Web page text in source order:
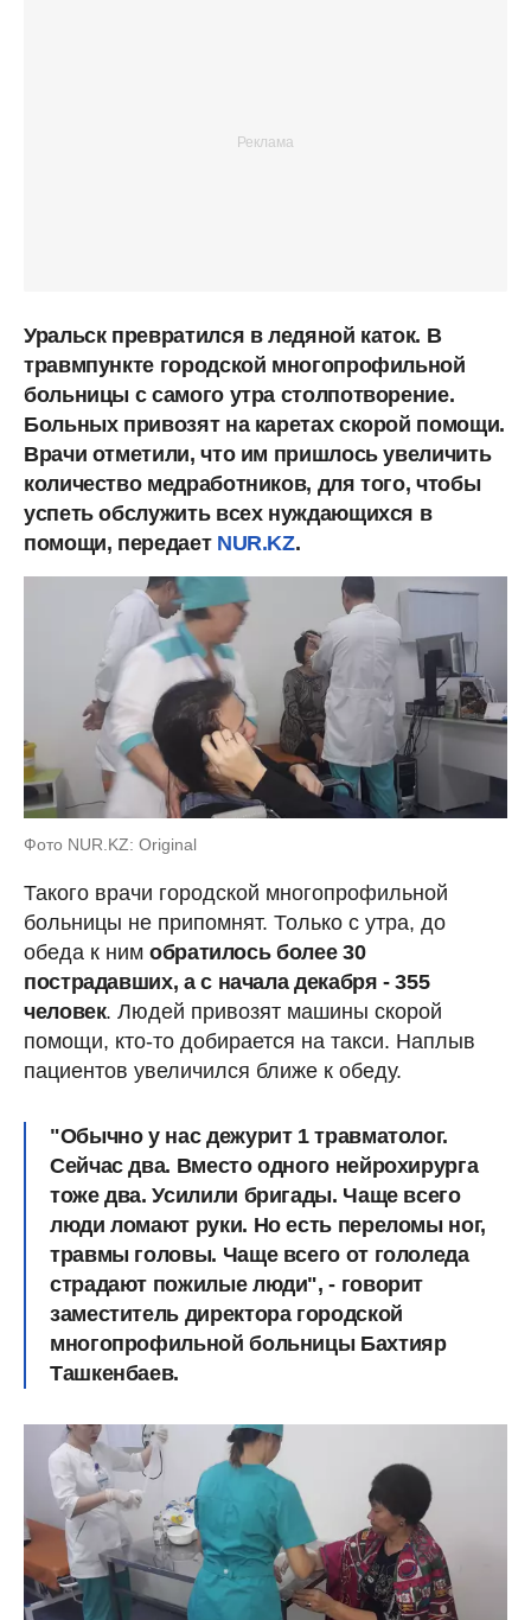
Уральск превратился в ледяной каток. В
травмпункте городской многопрофильной
больницы с самого утра столпотворение.
Больных привозят на каретах скорой помощи.
Врачи отметили, что им пришлось увеличить
количество медработников, для того, чтобы
успеть обслужить всех нуждающихся в
помощи, передает NUR.KZ.
Фото NUR.KZ: Original
Такого врачи городской многопрофильной
больницы не припомнят. Только с утра, до
обеда к ним обратилось более 30
пострадавших, а с начала декабря - 355
человек. Людей привозят машины скорой
помощи, кто-то добирается на такси. Наплыв
пациентов увеличился ближе к обеду.
"Обычно у нас дежурит 1 травматолог.
Сейчас два. Вместо одного нейрохирурга
тоже два.Усилили бригады. Чаще всего
люди ломают руки. Но есть переломы ног,
травмы головы. Чаще всего от гололеда
страдают пожилые люди", - говорит
заместитель директора городской
многопрофильной больницы Бахтияр
Ташкенбаев.